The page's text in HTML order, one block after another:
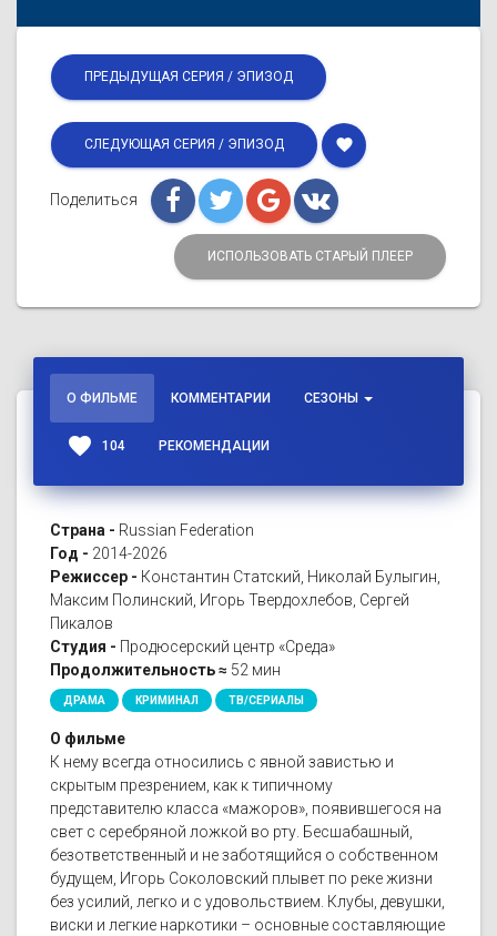
ПРЕДЫДУЩАЯ СЕРИЯ / ЭПИЗОД
СЛЕДУЮЩАЯ СЕРИЯ / ЭПИЗОД favorite
Поделиться
ИСПОЛЬЗОВАТЬ СТАРЫЙ ПЛЕЕР
О ФИЛЬМЕ КОММЕНТАРИИ СЕЗОНЫ
favorite 104 РЕКОМЕНДАЦИИ
Страна - Russian Federation
Год - 2014-2026
Режиссер - Константин Статский, Николай Булыгин,
Максим Полинский, Игорь Твердохлебов, Сергей
Пикалов
Студия - Продюсерский центр «Среда»
Продолжительность ≈ 52 мин
ДРАМА КРИМИНАЛ ТВ/СЕРИАЛЫ
О фильме
К нему всегда относились с явной завистью и
скрытым презрением, как к типичному
представителю класса «мажоров», появившегося на
свет с серебряной ложкой во рту. Бесшабашный,
безответственный и не заботящийся о собственном
будущем, Игорь Соколовский плывет по реке жизни
без усилий, легко и с удовольствием. Клубы, девушки,
виски и легкие наркотики – основные составляющие